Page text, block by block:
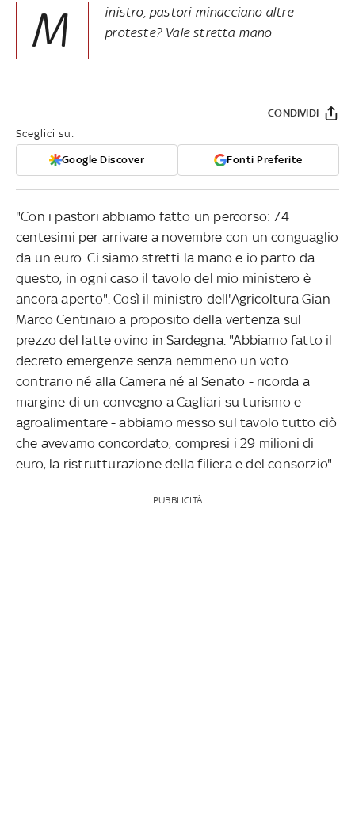
M
inistro, pastori minacciano altre
proteste? Vale stretta mano
Sceglici su:
Google Discover Fonti Preferite
CONDIVIDI
"Con i pastori abbiamo fatto un percorso: 74
centesimi per arrivare a novembre con un conguaglio
da un euro. Ci siamo stretti la mano e io parto da
questo, in ogni caso il tavolo del mio ministero è
ancora aperto". Così il ministro dell'Agricoltura Gian
Marco Centinaio a proposito della vertenza sul
prezzo del latte ovino in Sardegna. "Abbiamo fatto il
decreto emergenze senza nemmeno un voto
contrario né alla Camera né al Senato - ricorda a
margine di un convegno a Cagliari su turismo e
agroalimentare - abbiamo messo sul tavolo tutto ciò
che avevamo concordato, compresi i 29 milioni di
euro, la ristrutturazione della filiera e del consorzio".
PUBBLICITÀ